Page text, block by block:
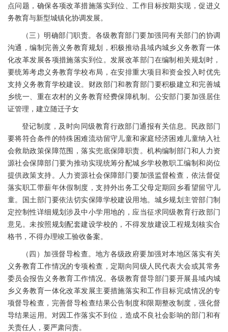
点问题，确保各项改革措施落实到位、工作目标按期实现，促进义
务教育与新型城镇化协调发展。
（三）明确部门职责。各级教育部门要加强同有关部门的协调
沟通，编制完善义务教育规划，积极推动县域内城乡义务教育一体
化改革发展各项措施落实到位。发展改革部门在编制相关规划时，
要统筹考虑义务教育学校布局，在安排重大项目和资金投入时优先
支持义务教育学校建设。财政部门和教育部门要积极建立和完善城
乡统一、重在农村的义务教育经费保障机制。公安部门要加强居住
证管理，建立随迁子女
登记制度，及时向同级教育行政部门通报有关信息。民政部门
要将符合条件的特殊困难流动留守儿童和家庭经济困难儿童纳入社
会救助政策保障范围，落实兜底保障职责。机构编制部门和人力资
源社会保障部门要为推动实现统筹分配城乡学校教职工编制和岗位
提供政策支持。人力资源社会保障部门要加强监督检查，依法督促
落实职工带薪年休假制度，支持外出务工父母定期回乡看望留守儿
童。国土部门要依法切实保障学校建设用地。城乡规划主管部门制
定控制性详细规划涉及中小学用地的，应当征求同级教育行政部门
意见。未按照规划配套建设学校的，不得发放建设工程规划核实合
格书，不得办理竣工验收备案。
（四）加强督导检查。地方各级政府要加强对本地区落实有关
义务教育工作情况的专项检查，定期向同级人民代表大会或其常务
委员会报告义务教育工作情况。各级教育督导部门要开展县域内城
乡义务教育一体化改革发展主要措施落实和工作目标完成情况的专
项督导检查，完善督导检查结果公告制度和限期整改制度，强化督
导结果运用。对因工作落实不到位，造成不良社会影响的部门和有
关责任人，要严肃问责。